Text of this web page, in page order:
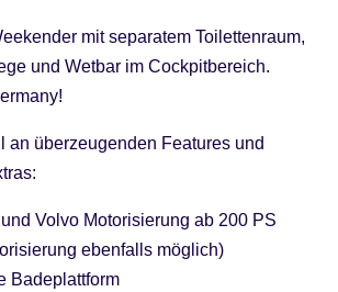
mit separatem Toilettenraum,
und Wetbar im Cockpitbereich.
an überzeugenden Features und
Volvo Motorisierung ab 200 PS
ebenfalls möglich)
Badeplattform